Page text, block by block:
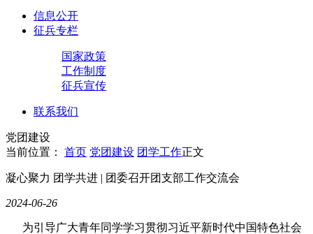
信息公开
征兵专栏
国家政策
工作制度
征兵宣传
联系我们
党团建设
当前位置：
首页 党团建设 团学工作正文
凝心聚力 团学共进 | 团委召开团支部工作交流会
2024-06-26
为引导广大青年同学学习贯彻习近平新时代中国特色社会